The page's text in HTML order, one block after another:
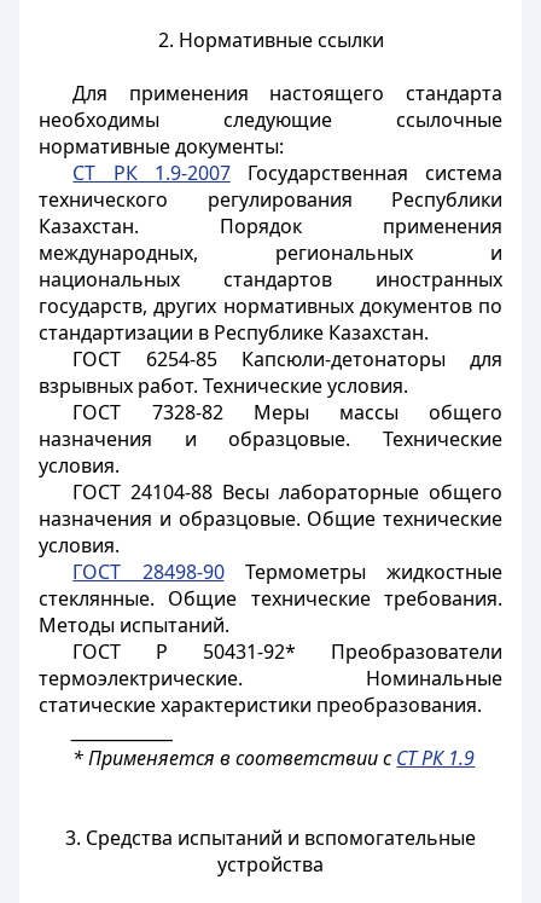
2. Нормативные ссылки
Для применения настоящего стандарта
необходимы следующие ссылочные
нормативные документы:
СТ РК 1.9-2007Государственная система
технического регулирования Республики
Казахстан. Порядок применения
международных, региональных и
национальных стандартов иностранных
государств, других нормативных документов по
стандартизации в Республике Казахстан.
ГОСТ 6254-85 Капсюли-детонаторы для
взрывных работ. Технические условия.
ГОСТ 7328-82 Меры массы общего
назначения и образцовые. Технические
условия.
ГОСТ 24104-88 Весы лабораторные общего
назначения и образцовые. Общие технические
условия.
ГОСТ 28498-90Термометры жидкостные
стеклянные. Общие технические требования.
Методы испытаний.
ГОСТ Р 50431-92* Преобразователи
термоэлектрические. Номинальные
статические характеристики преобразования.
* Применяется в соответствии сСТ РК 1.9
3. Средства испытаний и вспомогательные
устройства